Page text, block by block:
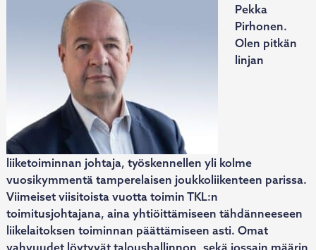
Pekka
Pirhonen.
Olen pitkän
linjan
liiketoiminnan johtaja, työskennellen yli kolme
vuosikymmentä tamperelaisen joukkoliikenteen parissa.
Viimeiset viisitoista vuotta toimin TKL:n
toimitusjohtajana, aina yhtiöittämiseen tähdänneeseen
liikelaitoksen toiminnan päättämiseen asti. Omat
vahvuudet löytyvät taloushallinnon, sekä jossain määrin